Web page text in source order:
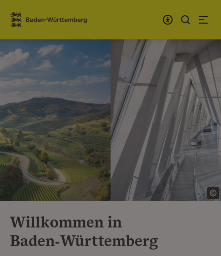
Zum Inhalt springen
Link zur Startseite
Willkommen in
Baden‑Württemberg